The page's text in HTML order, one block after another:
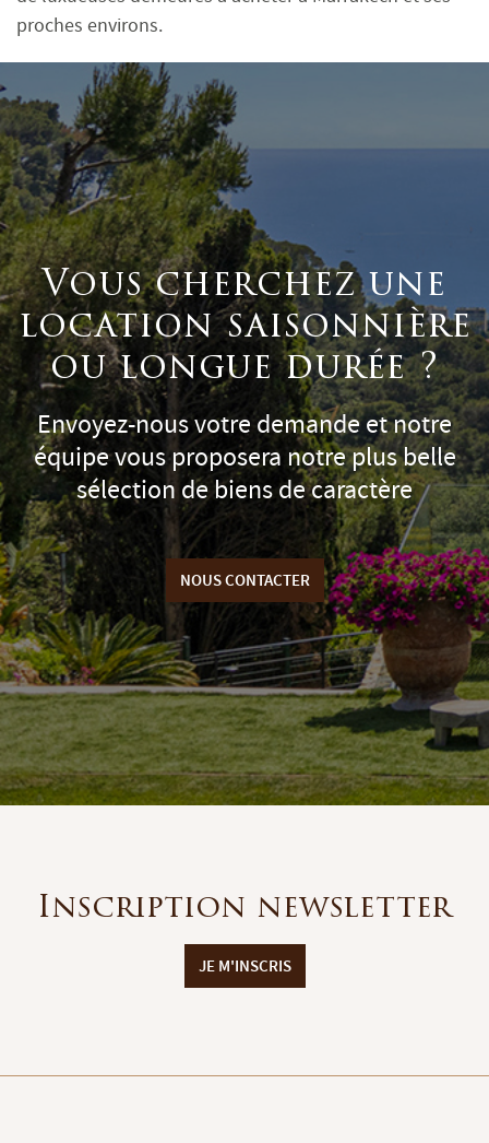
proches environs.
Vous cherchez une
location saisonnière
ou longue durée ?
Envoyez-nous votre demande et notre
équipe vous proposera notre plus belle
sélection de biens de caractère
NOUS CONTACTER
Inscription newsletter
JE M'INSCRIS